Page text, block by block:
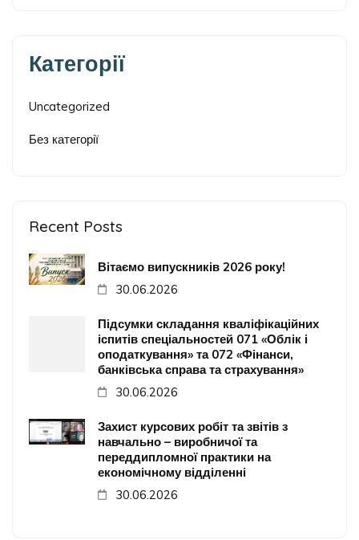
Категорії
Uncategorized
Без категорії
Recent Posts
Вітаємо випускників 2026 року!
30.06.2026
Підсумки складання кваліфікаційних
іспитів спеціальностей 071 «Облік і
оподаткування» та 072 «Фінанси,
банківська справа та страхування»
30.06.2026
Захист курсових робіт та звітів з
навчально – виробничої та
переддипломної практики на
економічному відділенні
30.06.2026